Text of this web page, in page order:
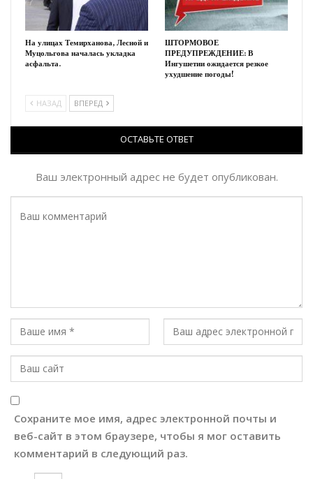
На улицах Темирханова, Лесной и
Муцольгова началась укладка
асфальта.
ШТОРМОВОЕ
ПРЕДУПРЕЖДЕНИЕ: В
Ингушетии ожидается резкое
ухудшение погоды!
НАЗАД ВПЕРЕД
ОСТАВЬТЕ ОТВЕТ
Ваш электронный адрес не будет опубликован.
Сохраните мое имя, адрес электронной почты и
веб-сайт в этом браузере, чтобы я мог оставить
комментарий в следующий раз.